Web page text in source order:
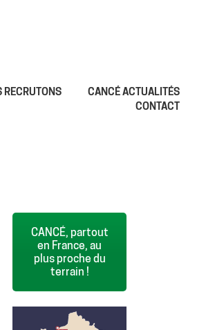
RECRUTONS
CANCÉ ACTUALITÉS
CONTACT
CANCÉ, partout
en France, au
plus proche du
terrain !